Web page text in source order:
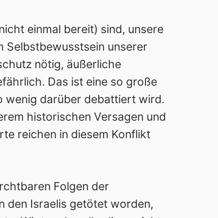
einmal bereit) sind, unsere
Selbstbewusstsein unserer
nötig, äußerliche
Das ist eine so große
wenig darüber debattiert wird.
historischen Versagen und
reichen in diesem Konflikt
Folgen der
den Israelis getötet worden,